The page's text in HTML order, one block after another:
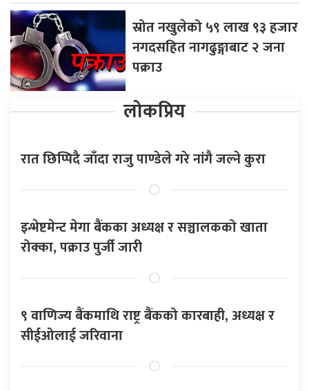
स्रोत नखुलेको ५९ लाख ९३ हजार
नगदसहित नागढुङ्गाबाट २ जना
पक्राउ
लोकप्रिय
रात छिप्पिदै जाँदा राजु पाण्डेले गरे नांगै जल्ने कुरा
इन्भेष्टमेन्ट मेगा बैंकका अध्यक्ष र सञ्चालकको खाता
रोक्का, पक्राउ पुर्जी जारी
९ वाणिज्य बैंकमाथि राष्ट्र बैंकको कारबाही, अध्यक्ष र
सीईओलाई जरिवाना